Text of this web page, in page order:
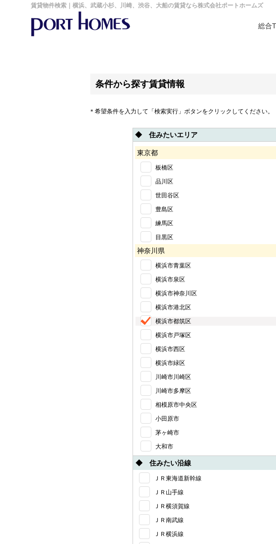
賃貸物件検索｜横浜、武蔵小杉、川崎、渋谷、大船の賃貸なら株式会社ポートホームズ
総合
条件から探す賃貸情報
＊希望条件を入力して「検索実行」ボタンをクリックしてください。
◆ 住みたいエリア
東京都
板橋区
品川区
世田谷区
豊島区
練馬区
目黒区
神奈川県
横浜市青葉区
横浜市泉区
横浜市神奈川区
横浜市港北区
横浜市都筑区
横浜市戸塚区
横浜市西区
横浜市緑区
川崎市川崎区
川崎市多摩区
相模原市中央区
小田原市
茅ヶ崎市
大和市
◆ 住みたい沿線
ＪＲ東海道新幹線
ＪＲ山手線
ＪＲ横須賀線
ＪＲ南武線
ＪＲ横浜線